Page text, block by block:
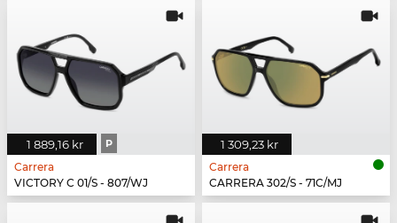
1 889,16 kr P
Carrera
VICTORY C 01/S - 807/WJ
1 309,23 kr
Carrera
CARRERA 302/S - 71C/MJ